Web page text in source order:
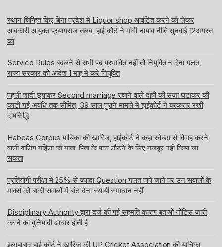
स्थान चिन्हित किए बिना प्रदेश में Liquor shop आवंटित करने को लेकर
आबकारी आयुक्त प्रयागराज तलब, हाई कोर्ट ने मांगी नायाब नीति सुनवाई 12अगस्त
को
Service Rules बदलने से सभी पद प्रभावित नहीं तो नियुक्ति न देना गलत,
राज्य सरकार को आदेश 1 माह में करे नियुक्ति
पहली शादी छुपाकर Second marriage रचाने वाले दोषी की सजा घटाकर की
काटी गई अवधि तक सीमित, 39 साल पुराने मामले में हाईकोर्ट ने बरकरार रखी
दोषसिद्धि
Habeas Corpus याचिका की खारिज, हाईकोर्ट ने कहा स्वेच्छा से विवाह करने
वाली बालिग महिला को माता-पिता के पास लौटने के लिए मजबूर नहीं किया जा
सकता
प्रतियोगी परीक्षा में 25% से ज्यादा Question गलत पाये जाने पर उन सवालों के
मार्क्स को बाकी सवालों में बांट देना स्थायी समाधान नहीं
Disciplinary Authority द्वारा दर्ज की गई सहमति कारण बताओ नोटिस जारी
करने का बुनियादी आधार होती है
इलाहाबाद हाई कोर्ट ने खारिज की UP Cricket Association की याचिका,